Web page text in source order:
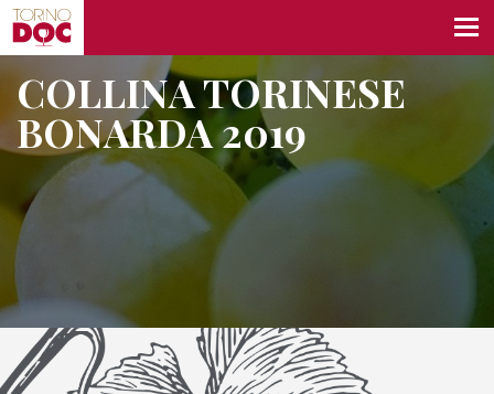
COLLINA TORINESE
BONARDA 2019